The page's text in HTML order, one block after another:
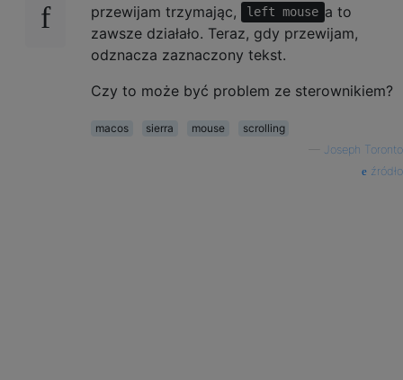
przewijam trzymając,
left mouse a to
zawsze działało. Teraz, gdy przewijam,
odznacza zaznaczony tekst.
Czy to może być problem ze sterownikiem?
macos sierra mouse
scrolling
Joseph Toronto
źródło